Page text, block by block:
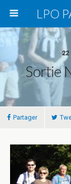
22
Sortie
Partager